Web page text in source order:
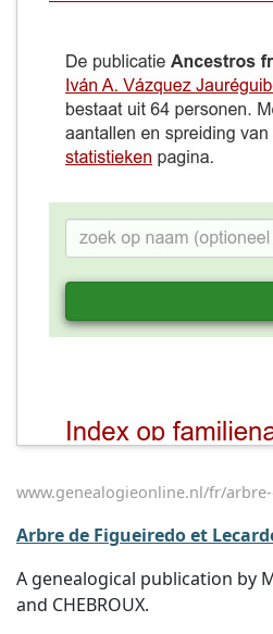
www.genealogieonline.nl/fr/
Arbre de Figueiredo et
A genealogical publication by
and CHEBROUX.